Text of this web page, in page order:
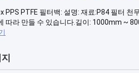
PPS PTFE 필터백: 설명: 재료:P84 필터
따라 만들 수 있습니다.길이: 1000mm ~